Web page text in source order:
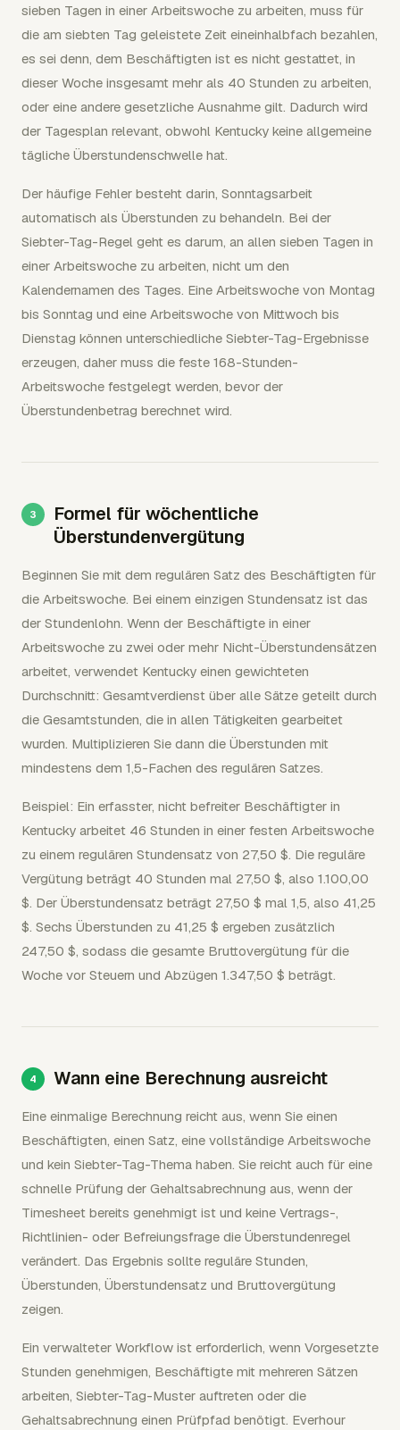
sieben Tagen in einer Arbeitswoche zu arbeiten, muss für
die am siebten Tag geleistete Zeit eineinhalbfach bezahlen,
es sei denn, dem Beschäftigten ist es nicht gestattet, in
dieser Woche insgesamt mehr als 40 Stunden zu arbeiten,
oder eine andere gesetzliche Ausnahme gilt. Dadurch wird
der Tagesplan relevant, obwohl Kentucky keine allgemeine
tägliche Überstundenschwelle hat.
Der häufige Fehler besteht darin, Sonntagsarbeit
automatisch als Überstunden zu behandeln. Bei der
Siebter-Tag-Regel geht es darum, an allen sieben Tagen in
einer Arbeitswoche zu arbeiten, nicht um den
Kalendernamen des Tages. Eine Arbeitswoche von Montag
bis Sonntag und eine Arbeitswoche von Mittwoch bis
Dienstag können unterschiedliche Siebter-Tag-Ergebnisse
erzeugen, daher muss die feste 168-Stunden-
Arbeitswoche festgelegt werden, bevor der
Überstundenbetrag berechnet wird.
Formel für wöchentliche
Überstundenvergütung
Beginnen Sie mit dem regulären Satz des Beschäftigten für
die Arbeitswoche. Bei einem einzigen Stundensatz ist das
der Stundenlohn. Wenn der Beschäftigte in einer
Arbeitswoche zu zwei oder mehr Nicht-Überstundensätzen
arbeitet, verwendet Kentucky einen gewichteten
Durchschnitt: Gesamtverdienst über alle Sätze geteilt durch
die Gesamtstunden, die in allen Tätigkeiten gearbeitet
wurden. Multiplizieren Sie dann die Überstunden mit
mindestens dem 1,5-Fachen des regulären Satzes.
Beispiel: Ein erfasster, nicht befreiter Beschäftigter in
Kentucky arbeitet 46 Stunden in einer festen Arbeitswoche
zu einem regulären Stundensatz von 27,50 $. Die reguläre
Vergütung beträgt 40 Stunden mal 27,50 $, also 1.100,00
$. Der Überstundensatz beträgt 27,50 $ mal 1,5, also 41,25
$. Sechs Überstunden zu 41,25 $ ergeben zusätzlich
247,50 $, sodass die gesamte Bruttovergütung für die
Woche vor Steuern und Abzügen 1.347,50 $ beträgt.
Wann eine Berechnung ausreicht
Eine einmalige Berechnung reicht aus, wenn Sie einen
Beschäftigten, einen Satz, eine vollständige Arbeitswoche
und kein Siebter-Tag-Thema haben. Sie reicht auch für eine
schnelle Prüfung der Gehaltsabrechnung aus, wenn der
Timesheet bereits genehmigt ist und keine Vertrags-,
Richtlinien- oder Befreiungsfrage die Überstundenregel
verändert. Das Ergebnis sollte reguläre Stunden,
Überstunden, Überstundensatz und Bruttovergütung
zeigen.
Ein verwalteter Workflow ist erforderlich, wenn Vorgesetzte
Stunden genehmigen, Beschäftigte mit mehreren Sätzen
arbeiten, Siebter-Tag-Muster auftreten oder die
Gehaltsabrechnung einen Prüfpfad benötigt. Everhour